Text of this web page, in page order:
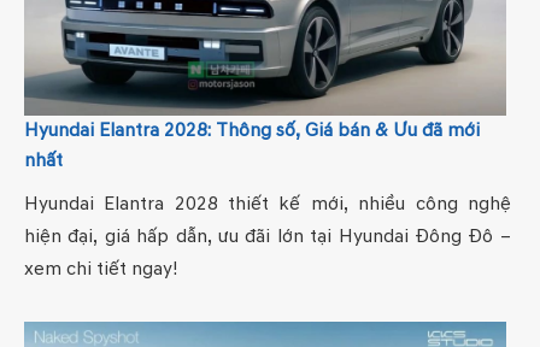
Hyundai Elantra 2028: Thông số, Giá bán & Ưu đã mới
nhất
Hyundai Elantra 2028 thiết kế mới, nhiều công nghệ
hiện đại, giá hấp dẫn, ưu đãi lớn tại Hyundai Đông Đô –
xem chi tiết ngay!